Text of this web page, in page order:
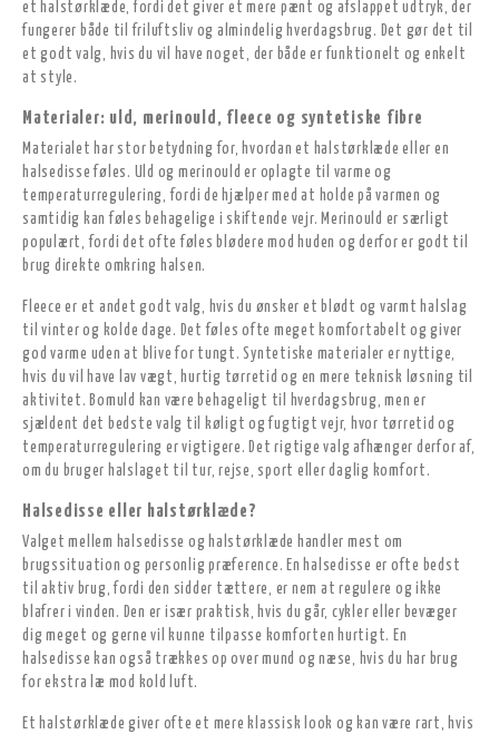
et halstørklæde, fordi det giver et mere pænt og afslappet udtryk, der
fungerer både til friluftsliv og almindelig hverdagsbrug. Det gør det til
et godt valg, hvis du vil have noget, der både er funktionelt og enkelt
at style.
Materialer: uld, merinould, fleece og syntetiske fibre
Materialet har stor betydning for, hvordan et halstørklæde eller en
halsedisse føles. Uld og merinould er oplagte til varme og
temperaturregulering, fordi de hjælper med at holde på varmen og
samtidig kan føles behagelige i skiftende vejr. Merinould er særligt
populært, fordi det ofte føles blødere mod huden og derfor er godt til
brug direkte omkring halsen.
Fleece er et andet godt valg, hvis du ønsker et blødt og varmt halslag
til vinter og kolde dage. Det føles ofte meget komfortabelt og giver
god varme uden at blive for tungt. Syntetiske materialer er nyttige,
hvis du vil have lav vægt, hurtig tørretid og en mere teknisk løsning til
aktivitet. Bomuld kan være behageligt til hverdagsbrug, men er
sjældent det bedste valg til køligt og fugtigt vejr, hvor tørretid og
temperaturregulering er vigtigere. Det rigtige valg afhænger derfor af,
om du bruger halslaget til tur, rejse, sport eller daglig komfort.
Halsedisse eller halstørklæde?
Valget mellem halsedisse og halstørklæde handler mest om
brugssituation og personlig præference. En halsedisse er ofte bedst
til aktiv brug, fordi den sidder tættere, er nem at regulere og ikke
blafrer i vinden. Den er især praktisk, hvis du går, cykler eller bevæger
dig meget og gerne vil kunne tilpasse komforten hurtigt. En
halsedisse kan også trækkes op over mund og næse, hvis du har brug
for ekstra læ mod kold luft.
Et halstørklæde giver ofte et mere klassisk look og kan være rart, hvis